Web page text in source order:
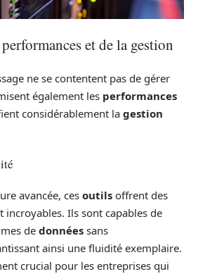
et de la gestion
ne se contentent pas de gérer
également les performances
considérablement la gestion
avancée, ces outils offrent des
incroyables. Ils sont capables de
de données sans
ainsi une fluidité exemplaire.
crucial pour les entreprises qui